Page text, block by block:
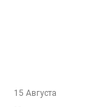
15 Августа